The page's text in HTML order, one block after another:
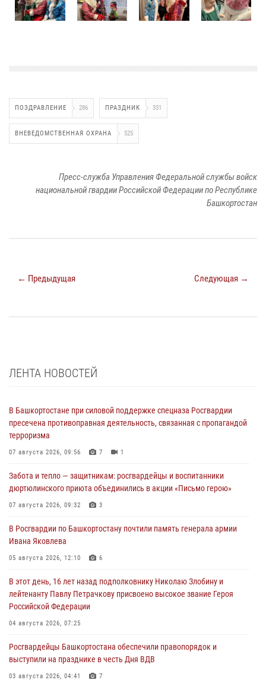
ПОЗДРАВЛЕНИЕ 286 ПРАЗДНИК 331
ВНЕВЕДОМСТВЕННАЯ ОХРАНА 525
Пресс-служба Управления Федеральной службы войск
национальной гвардии Российской Федерации по Республике
Башкортостан
← Предыдущая Следующая →
ЛЕНТА НОВОСТЕЙ
В Башкортостане при силовой поддержке спецназа Росгвардии
пресечена противоправная деятельность, связанная с пропагандой
терроризма
07 августа 2026, 09:56 7 1
Забота и тепло — защитникам: росгвардейцы и воспитанники
дюртюлинского приюта объединились в акции «Письмо герою»
07 августа 2026, 09:32 3
В Росгвардии по Башкортостану почтили память генерала армии
Ивана Яковлева
05 августа 2026, 12:10 6
В этот день, 16 лет назад подполковнику Николаю Злобину и
лейтенанту Павлу Петрачкову присвоено высокое звание Героя
Российской Федерации
04 августа 2026, 07:25
Росгвардейцы Башкортостана обеспечили правопорядок и
выступили на празднике в честь Дня ВДВ
03 августа 2026, 04:41 7